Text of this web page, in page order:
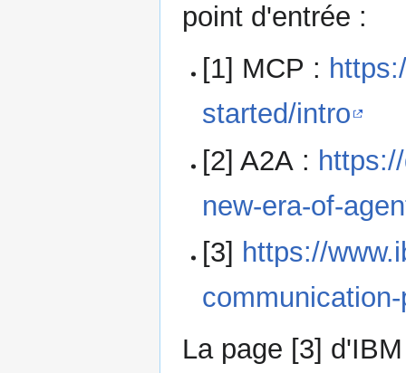
point d'entrée :
[1] MCP :
started/intro
[2] A2A :
new-era-of-
[3] https://
La page [3]